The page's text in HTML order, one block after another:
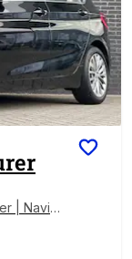
| Naviga